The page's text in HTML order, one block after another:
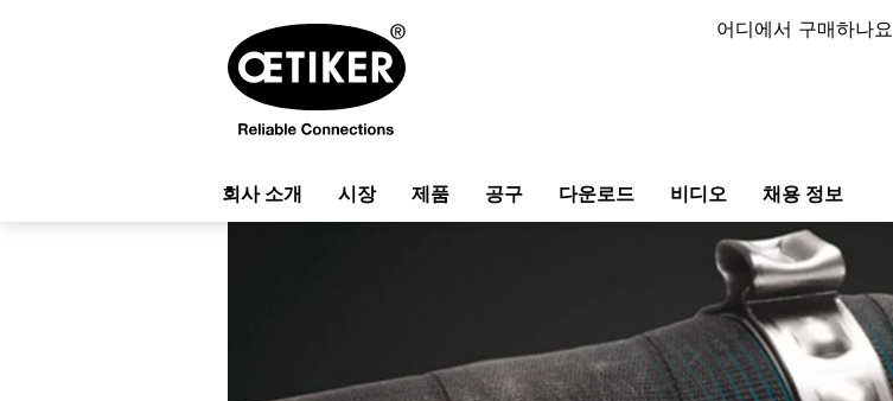
어디에서 구매하나요
회사 소개 시장 제품 공구 다운로드 비디오 채용 정보